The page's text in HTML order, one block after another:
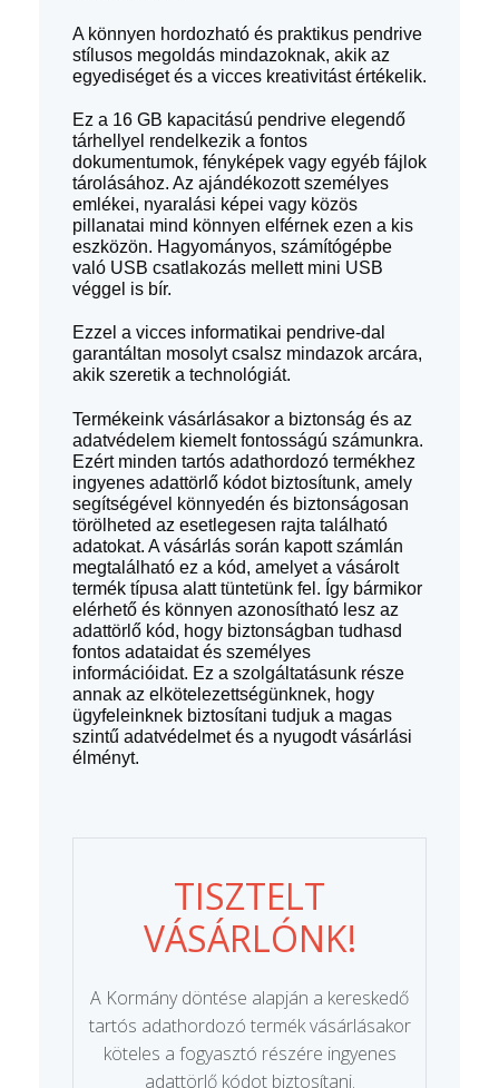
A könnyen hordozható és praktikus pendrive
stílusos megoldás mindazoknak, akik az
egyediséget és a vicces kreativitást értékelik.
Ez a 16 GB kapacitású pendrive elegendő
tárhellyel rendelkezik a fontos
dokumentumok, fényképek vagy egyéb fájlok
tárolásához. Az ajándékozott személyes
emlékei, nyaralási képei vagy közös
pillanatai mind könnyen elférnek ezen a kis
eszközön. Hagyományos, számítógépbe
való USB csatlakozás mellett mini USB
véggel is bír.
Ezzel a vicces informatikai pendrive-dal
garantáltan mosolyt csalsz mindazok arcára,
akik szeretik a technológiát.
Termékeink vásárlásakor a biztonság és az
adatvédelem kiemelt fontosságú számunkra.
Ezért minden tartós adathordozó termékhez
ingyenes adattörlő kódot biztosítunk, amely
segítségével könnyedén és biztonságosan
törölheted az esetlegesen rajta található
adatokat. A vásárlás során kapott számlán
megtalálható ez a kód, amelyet a vásárolt
termék típusa alatt tüntetünk fel. Így bármikor
elérhető és könnyen azonosítható lesz az
adattörlő kód, hogy biztonságban tudhasd
fontos adataidat és személyes
információidat. Ez a szolgáltatásunk része
annak az elkötelezettségünknek, hogy
ügyfeleinknek biztosítani tudjuk a magas
szintű adatvédelmet és a nyugodt vásárlási
élményt.
TISZTELT
VÁSÁRLÓNK!
A Kormány döntése alapján a kereskedő
tartós adathordozó termék vásárlásakor
köteles a fogyasztó részére ingyenes
adattörlő kódot biztosítani.